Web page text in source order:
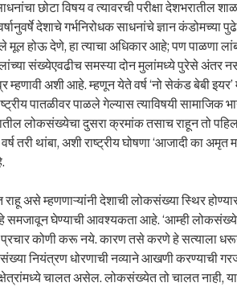
छोटा विषय व त्यावरची परीक्षा देशभरातील
देशाचे गर्भनिरोधक साधनांचे ज्ञान कंडोमच्या
मूल होऊ देणे, हा त्याचा अधिकार आहे; पण पाळणा
संख्येएवढीच समस्या दोन मुलांमध्ये पुरेसे अंतर
म्हणावी अशी आहे. म्हणून येते वर्ष ‘नो सेकंड बेबी
पातळीवर पाळले गेल्यास त्याविषयी सामाजिक
लोकसंख्येचा दुसरा क्रमांक तसाच राहून तो
तरी थांबा, अशी राष्ट्रीय घोषणा ‘आजादी का अमृत
राहू असे म्हणणाऱ्यांनी देशाची लोकसंख्या स्थिर
घेण्याची आवश्यकता आहे. ‘आम्ही
कोणी करू नये. कारण तसे करणे हे सत्याला धरून
नियंत्रण धोरणाची नव्याने आखणी करण्याची
चालत असेल. लोकसंख्येत तो चालत नाही,